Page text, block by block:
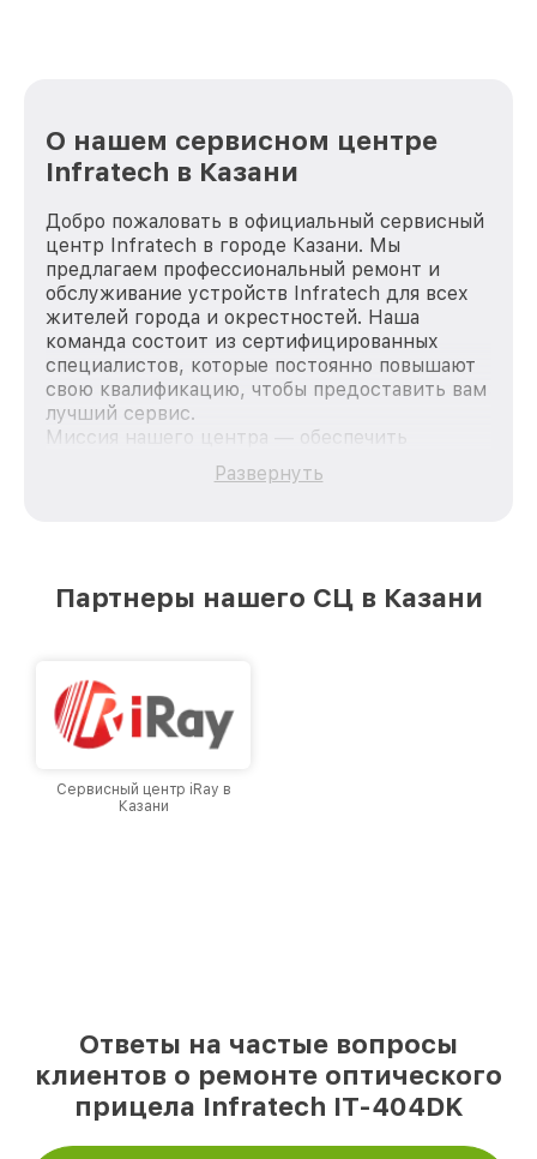
О нашем сервисном центре
Infratech в Казани
Добро пожаловать в официальный сервисный
центр Infratech в городе Казани. Мы
предлагаем профессиональный ремонт и
обслуживание устройств Infratech для всех
жителей города и окрестностей. Наша
команда состоит из сертифицированных
специалистов, которые постоянно повышают
свою квалификацию, чтобы предоставить вам
лучший сервис.
Миссия нашего центра — обеспечить
качественный и доступный ремонт для
каждого пользователя продукции Infratech,
лучшим сервисным центром Infratech в
Развернуть
Партнеры нашего СЦ в Казани
Сервисный центр iRay в
Казани
Ответы на частые вопросы
клиентов о ремонте оптического
прицела Infratech IT-404DK